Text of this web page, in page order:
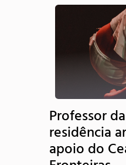
Documentos
Laboratórios
QUEM
Corpo
Corpo
Professor
residência
apoio do